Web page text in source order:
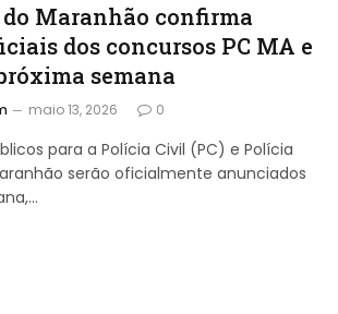
Maranhão confirma
dos concursos PC MA e
semana
maio 13, 2026 0
para a Polícia Civil (PC) e Polícia
serão oficialmente anunciados